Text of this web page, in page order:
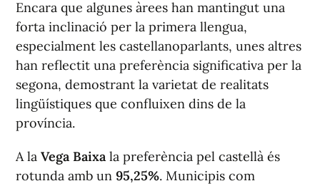
Encara que algunes àrees han mantingut una
forta inclinació per la primera llengua,
especialment les castellanoparlants, unes altres
han reflectit una preferència significativa per la
segona, demostrant la varietat de realitats
lingüístiques que confluixen dins de la
província.
A la Vega Baixa la preferència pel castellà és
rotunda amb un 95,25%. Municipis com